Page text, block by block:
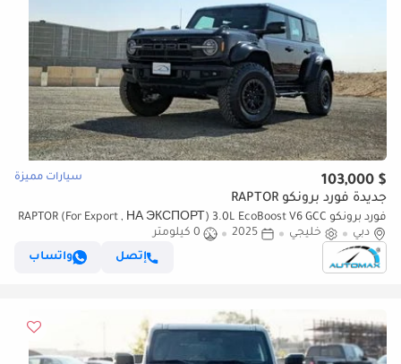
$ 103,000 سيارات مميزة
جديدة فورد برونكو RAPTOR
فورد برونكو RAPTOR (For Export , НА ЭКСПОРТ) 3.0L EcoBoost V6 GCC
2025 Без пробега
دبي خليجي 2025
0 كيلومتر
إتصل
واتساب